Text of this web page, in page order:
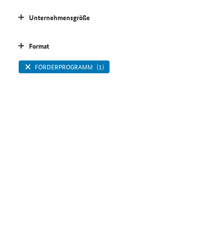
Unternehmensgröße
Format
FÖRDERPROGRAMM (1)